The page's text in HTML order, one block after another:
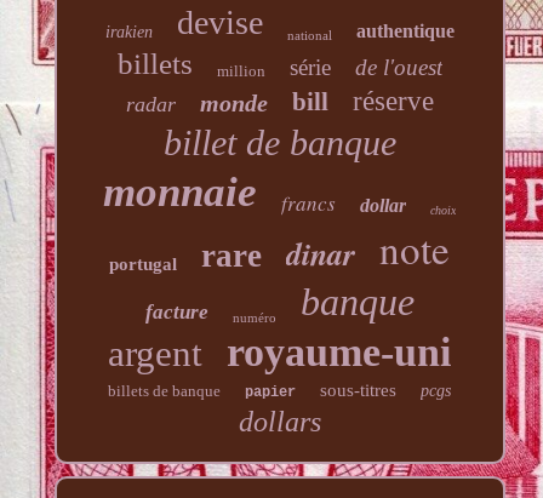
irakien devise national authentique
billets million série de l'ouest
radar monde bill réserve
billet de banque
monnaie francs dollar choix
portugal rare dinar note
facture numéro banque
argent royaume-uni
billets de banque papier sous-titres pcgs
dollars